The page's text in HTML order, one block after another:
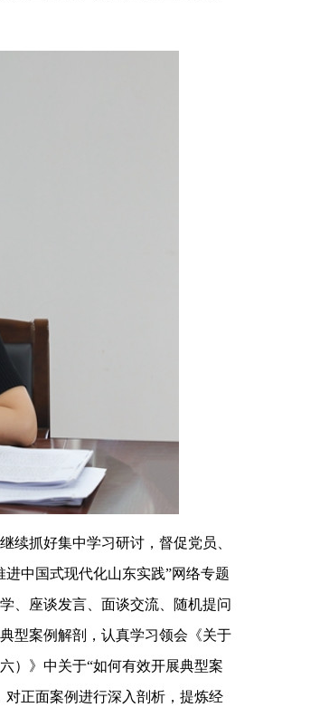
续抓好集中学习研讨，督促党员、
中国式现代化山东实践”网络专题
、座谈发言、面谈交流、随机提问
型案例解剖，认真学习领会《关于
）》中关于“如何有效开展典型案
正面案例进行深入剖析，提炼经